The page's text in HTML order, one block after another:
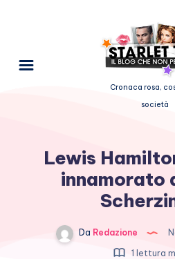
Cronaca rosa,
società
Lewis
innamorato
Da Redazione
1 lettura